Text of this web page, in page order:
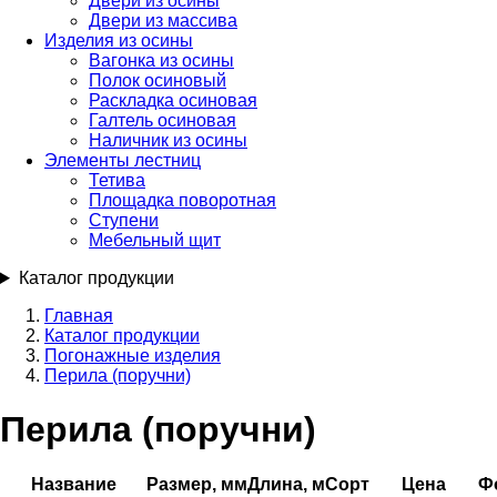
Двери из массива
Изделия из осины
Вагонка из осины
Полок осиновый
Раскладка осиновая
Галтель осиновая
Наличник из осины
Элементы лестниц
Тетива
Площадка поворотная
Ступени
Мебельный щит
Каталог продукции
Строка
навигации
Главная
Каталог продукции
Погонажные изделия
Перила (поручни)
Перила (поручни)
Название Размер, ммДлина, мСорт Цена